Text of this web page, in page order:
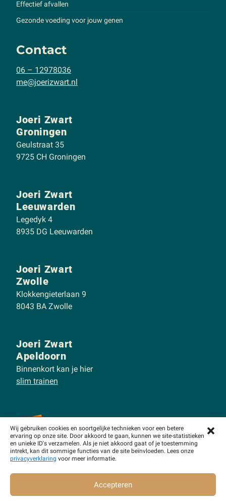
Wij gebruiken cookies en soortgelijke technieken voor een betere
ervaring op onze site. Door akkoord te gaan, kunnen we site-statistieken
en unieke ID's verzamelen. Als je niet akkoord gaat of je toestemming
intrekt, kan dit sommige functies van de site beïnvloeden. Lees onze
privacyverklaring voor meer informatie.
Accepteren
Effectief afvallen
Gezonde voeding voor jouw genen
Contact
06 – 12978036
me@joerizwart.nl
Joeri Zwart
Groningen
Geulstraat 35
9725 CH Groningen
Joeri Zwart
Leeuwarden
Legedyk 4
8935 DG Leeuwarden
Joeri Zwart
Zwolle
Klokkengieterlaan 9
8043 BA Zwolle
Joeri Zwart
Apeldoorn
Binnenkort kan je hier
slim trainen
BTW: NL866716543B01 KvK: 94293872
Website byGeK